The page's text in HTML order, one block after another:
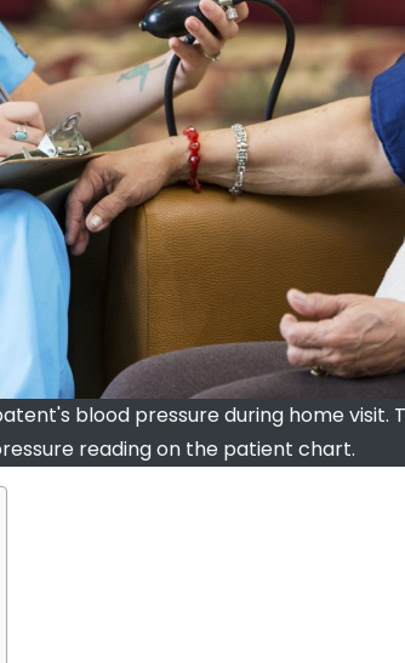
blood pressure during home visit.
reading on the patient chart.